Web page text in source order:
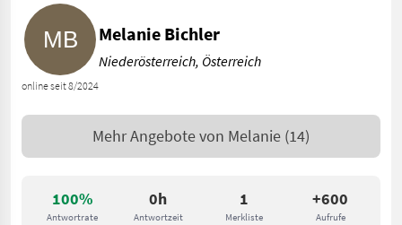
100%
Antwortrate
0h
Antwortzeit
1
Merkliste
+600
Aufrufe
online seit 8/2024
Melanie Bichler
Niederösterreich, Österreich
Mehr Angebote von Melanie (14)